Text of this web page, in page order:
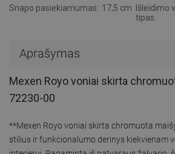
Snapo pasiekiamumas: 17,5 cm
Išleidimo
tipas:
Aprašymas
Mexen Royo voniai skirta
72230-00
**Mexen Royo voniai skirta chromuota
stilius ir funkcionalumo derinys kiekvienam